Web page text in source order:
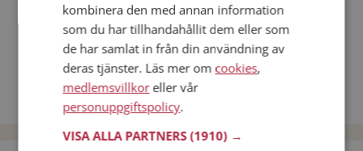
Fler singelmän från Eslöv:David,Daniel,Lars
Kvinnor från Eslöv
Dejta kvinnor i Sverige
Dejta män i Sverige
kombinera den med annan information
som du har tillhandahållit dem eller som
de har samlat in från din användning av
deras tjänster. Läs mer om cookies,
medlemsvillkoreller vår
personuppgiftspolicy.
VISA ALLA PARTNERS(1910) →